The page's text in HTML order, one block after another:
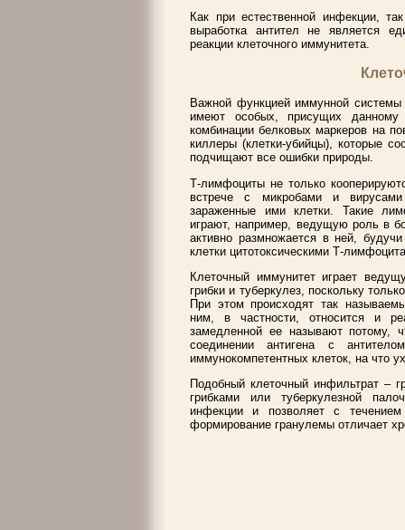
Как при естественной инфекции,
выработка антител не является
реакции клеточного иммунитета.
Важной функцией иммунной системы
имеют особых, присущих данному
комбинации белковых маркеров на
киллеры (клетки-убийцы), которые
подчищают все ошибки природы.
Т-лимфоциты не только
встрече с микробами и
зараженные ими клетки. Такие
играют, например, ведущую роль в
активно размножается в ней,
клетки цитотоксическими Т-
Клеточный иммунитет играет
грибки и туберкулез, поскольку
При этом происходят так
ним, в частности, относится и
замедленной ее называют потому,
соединении антигена с
иммунокомпетентных клеток, на что
Подобный клеточный инфильтрат –
грибками или туберкулезной
инфекции и позволяет с
формирование гранулемы отличает